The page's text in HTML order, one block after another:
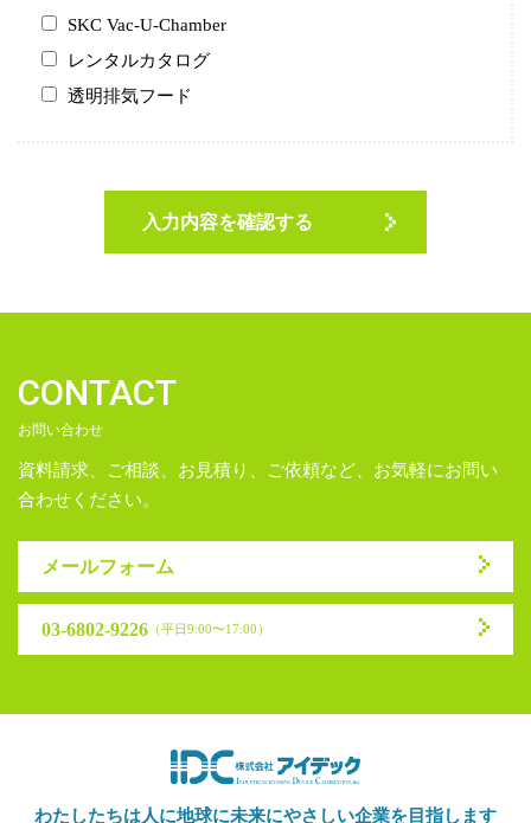
SKC Vac-U-Chamber
レンタルカタログ
透明排気フード
CONTACT
お問い合わせ
資料請求、ご相談、お見積り、ご依頼など、お気軽にお問い
合わせください。
メールフォーム
03-6802-9226 （平日9:00〜17:00）
わたしたちは人に地球に未来にやさしい企業を目指します